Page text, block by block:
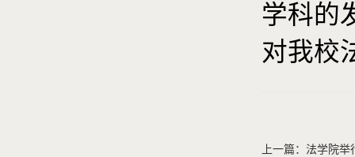
学科的
对我校
上一篇：法学院